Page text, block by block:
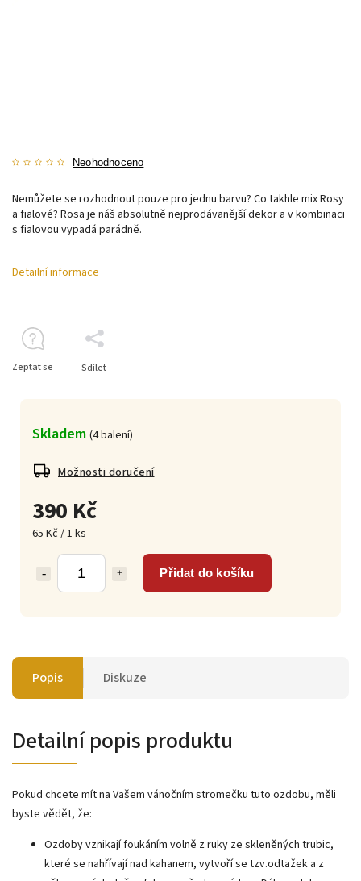
Neohodnoceno
390 Kč
65 Kč / 1 ks
Přidat do košíku
Skladem (4 balení)
Možnosti doručení
Nemůžete se rozhodnout pouze pro jednu barvu? Co takhle mix Rosy
a fialové? Rosa je náš absolutně nejprodávanější dekor a v kombinaci
s fialovou vypadá parádně.
Detailní informace
Zeptat se Sdílet
Popis Diskuze
Detailní popis produktu
Pokud chcete mít na Vašem vánočním stromečku tuto ozdobu, měli
byste vědět, že:
Ozdoby vznikají foukáním volně z ruky ze skleněných trubic,
které se nahřívají nad kahanem, vytvoří se tzv.odtažek a z